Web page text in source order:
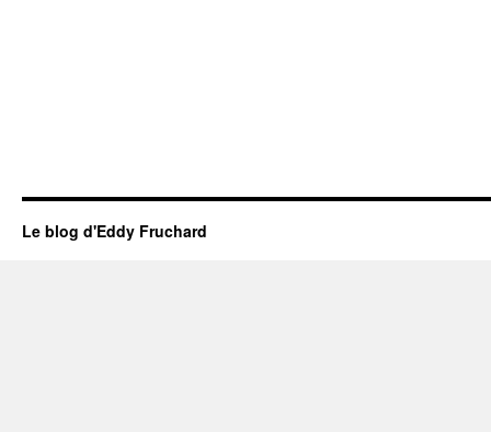
Le blog d'Eddy Fruchard